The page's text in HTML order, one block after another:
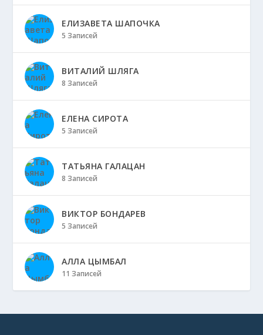
ЕЛИЗАВЕТА ШАПОЧКА
5 Записей
ВИТАЛИЙ ШЛЯГА
8 Записей
ЕЛЕНА СИРОТА
5 Записей
ТАТЬЯНА ГАЛАЦАН
8 Записей
ВИКТОР БОНДАРЕВ
5 Записей
АЛЛА ЦЫМБАЛ
11 Записей